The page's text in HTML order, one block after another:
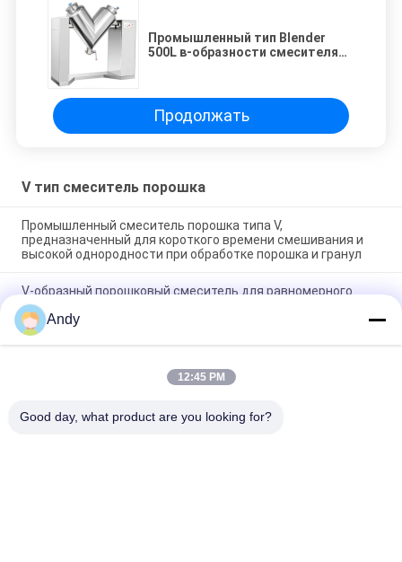
Промышленный тип Blender
500L в-образности смесителя
Продолжать
V тип смеситель порошка
Промышленный смеситель порошка типа V,
предназначенный для короткого времени смешивания и
высокой однородности при обработке порошка и гранул
V-образный порошковый смеситель для равномерного
смешивания сухих порошков в пищевой и химической
промышленности с гладкой внутренней стенкой и легкой
очисткой
V-образный порошковый смеситель. Высокая
однородность смешивания и отсутствие мертвых зон для
Andy
12:45 PM
Good day, what product are you looking for?